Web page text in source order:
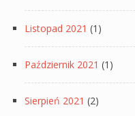
Listopad 2021 (1)
Październik 2021 (1)
Sierpień 2021 (2)